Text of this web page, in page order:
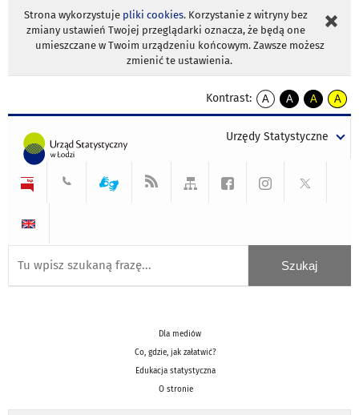
Strona wykorzystuje pliki cookies. Korzystanie z witryny bez
zmiany ustawień Twojej przeglądarki oznacza, że będą one
umieszczane w Twoim urządzeniu końcowym. Zawsze możesz
zmienić te ustawienia.
Kontrast:
A
kontrast
A
kontrast
tekst
czarnym
A
kontrast
tekst
czarnym
A
tekst
żółtym
Urzędy Statystyczne
Dla mediów
Co, gdzie, jak załatwić?
Edukacja statystyczna
O stronie